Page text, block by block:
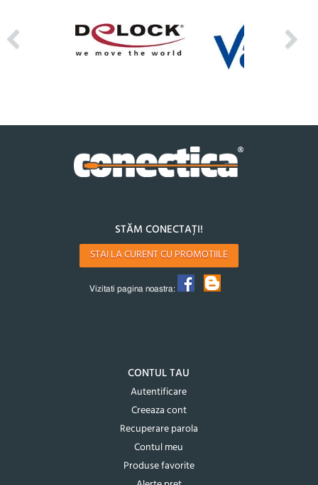
STĂM CONECTAȚI!
STAI LA CURENT CU PROMOTIILE
Vizitati pagina noastra:
CONTUL TAU
Autentificare
Creeaza cont
Recuperare parola
Contul meu
Produse favorite